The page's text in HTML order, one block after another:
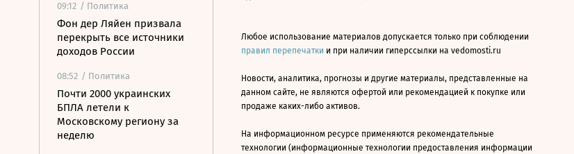
09:12 / Политика
Фон дер Ляйен призвала
перекрыть все источники
доходов России
08:52 / Политика
Почти 2000 украинских
БПЛА летели к
Московскому региону за
неделю
Любое использование материалов допускается только при соблюдении
правил перепечатки и при наличии гиперссылки на vedomosti.ru
Новости, аналитика, прогнозы и другие материалы, представленные на
данном сайте, не являются офертой или рекомендацией к покупке или
продаже каких-либо активов.
На информационном ресурсе применяются рекомендательные
технологии (информационные технологии предоставления информации